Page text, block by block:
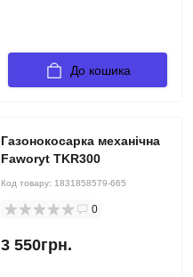
До кошика
Газонокосарка механічна
Faworyt TKR300
Код товару: 1831858579-665
0
3 550грн.